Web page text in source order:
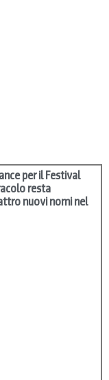
per il Festival
resta
nuovi nomi nel